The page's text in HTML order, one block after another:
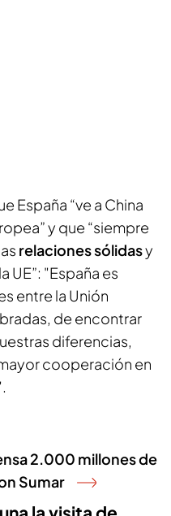
España “ve a China
y que “siempre
relaciones sólidasy
UE”: "España es
entre la Unión
de encontrar
diferencias,
cooperación en
2.000 millones de
Sumar